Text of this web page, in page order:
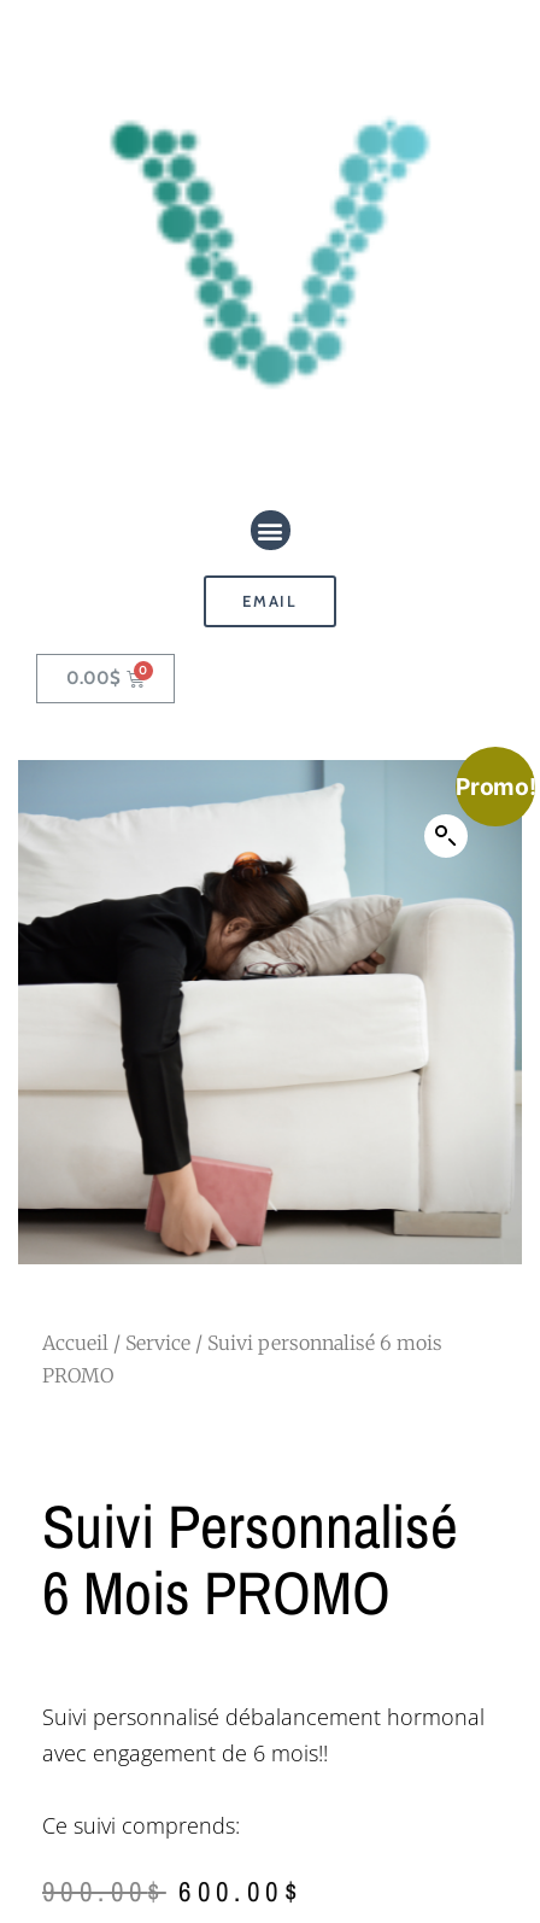
EMAIL
0.00$
Promo!
Accueil / Service / Suivi personnalisé 6 mois
PROMO
Suivi Personnalisé
6 Mois PROMO
Suivi personnalisé débalancement hormonal
avec engagement de 6 mois!!
Ce suivi comprends:
900.00$ 600.00 $